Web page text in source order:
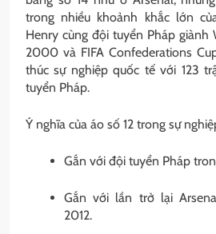
trong nhiều khoảnh khắc lớn
Henry cùng đội tuyển Pháp giành
2000 và FIFA Confederations
thúc sự nghiệp quốc tế với 123
tuyển Pháp.
Ý nghĩa của áo số 12 trong sự
Gắn với đội tuyển Pháp
Gắn với lần trở lại
2012.